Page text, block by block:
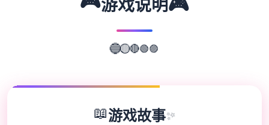
游戏说明
🔵🟡🔴🟢🟣
📖游戏故事✨